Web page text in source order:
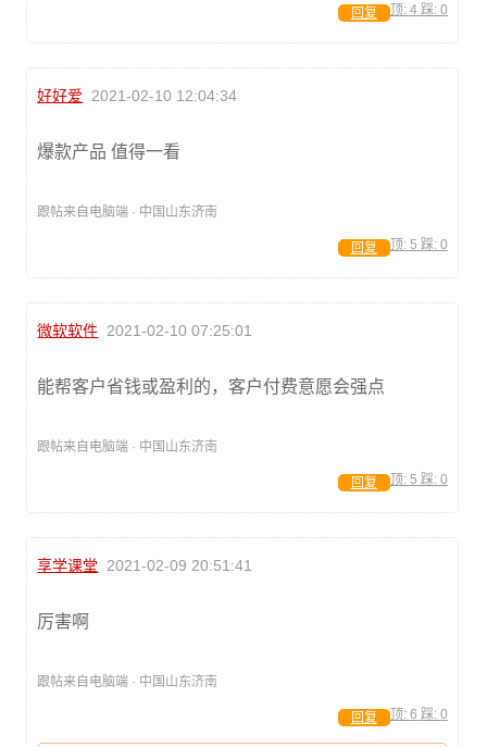
顶: 4 踩: 0
回复
好好爱 2021-02-10 12:04:34
爆款产品 值得一看
跟帖来自电脑端 · 中国山东济南
顶: 5 踩: 0
回复
微软软件 2021-02-10 07:25:01
能帮客户省钱或盈利的，客户付费意愿会强点
跟帖来自电脑端 · 中国山东济南
顶: 5 踩: 0
回复
享学课堂 2021-02-09 20:51:41
厉害啊
跟帖来自电脑端 · 中国山东济南
顶: 6 踩: 0
回复